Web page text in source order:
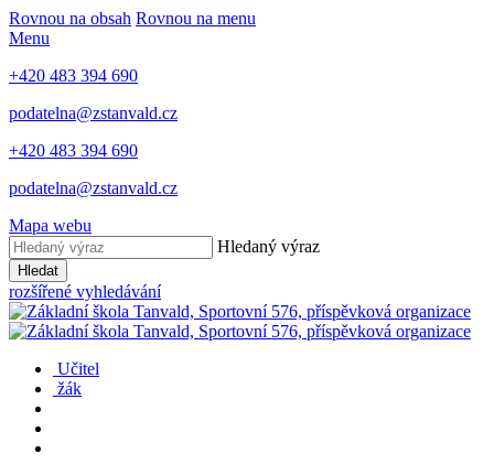
Rovnou na obsah Rovnou na menu
Menu
+420 483 394 690
podatelna@zstanvald.cz
+420 483 394 690
podatelna@zstanvald.cz
Mapa webu
Hledaný výraz
Hledat
rozšířené vyhledávání
Učitel
žák